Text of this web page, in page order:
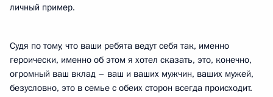
личный пример.
Судя по тому, что ваши ребята ведут себя так, именно
героически, именно об этом я хотел сказать, это, конечно,
огромный ваш вклад – ваш и ваших мужчин, ваших мужей,
безусловно, это в семье с обеих сторон всегда происходит.